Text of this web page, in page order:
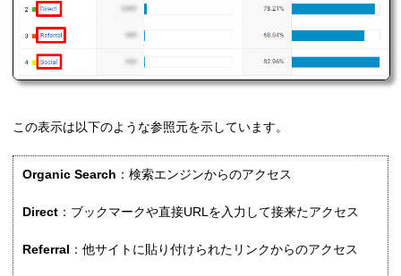
この表示は以下のような参照元を示しています。
Organic Search ：検索エンジンからのアクセス
Direct ：ブックマークや直接URLを入力して接来たアクセス
Referral ：他サイトに貼り付けられたリンクからのアクセス